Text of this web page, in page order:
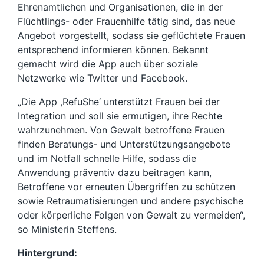
Ehrenamtlichen und Organisationen, die in der
Flüchtlings- oder Frauenhilfe tätig sind, das neue
Angebot vorgestellt, sodass sie geflüchtete Frauen
entsprechend informieren können. Bekannt
gemacht wird die App auch über soziale
Netzwerke wie Twitter und Facebook.
„Die App ,RefuShe‘ unterstützt Frauen bei der
Integration und soll sie ermutigen, ihre Rechte
wahrzunehmen. Von Gewalt betroffene Frauen
finden Beratungs- und Unterstützungsangebote
und im Notfall schnelle Hilfe, sodass die
Anwendung präventiv dazu beitragen kann,
Betroffene vor erneuten Übergriffen zu schützen
sowie Retraumatisierungen und andere psychische
oder körperliche Folgen von Gewalt zu vermeiden“,
so Ministerin Steffens.
Hintergrund: